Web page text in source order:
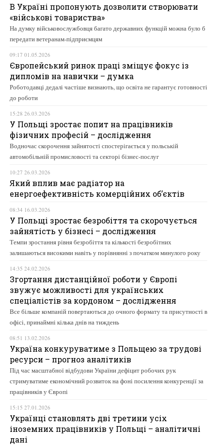
В Україні пропонують дозволити створювати
«військові товариства»
На думку військовослужбовця багато державних функцій можна було б
передати ветеранам-підприємцям
09:17 01.05.2026
Європейський ринок праці зміщує фокус із
дипломів на навички – думка
Роботодавці дедалі частіше визнають, що освіта не гарантує готовності
до роботи
15:28 26.03.2026
У Польщі зростає попит на працівників
фізичних професій – дослідження
Водночас скорочення зайнятості спостерігається у польській
автомобільній промисловості та секторі бізнес-послуг
10:27 26.03.2026
Який вплив має радіатор на
енергоефективність комерційних об’єктів
08:34 16.03.2026
У Польщі зростає безробіття та скорочується
зайнятість у бізнесі – дослідження
Темпи зростання рівня безробіття та кількості безробітних
залишаються високими навіть у порівнянні з початком минулого року
14:35 24.02.2026
Згортання дистанційної роботи у Європі
звужує можливості для українських
спеціалістів за кордоном – дослідження
Все більше компаній повертаються до очного формату та присутності в
офісі, принаймні кілька днів на тиждень
08:51 13.02.2026
Україна конкуруватиме з Польщею за трудові
ресурси – прогноз аналітиків
Під час масштабної відбудови України дефіцит робочих рук
стримуватиме економічний розвиток на фоні посилення конкуренції за
працівників у Європі
15:15 27.01.2026
Українці становлять дві третини усіх
іноземних працівників у Польщі – аналітичні
дані